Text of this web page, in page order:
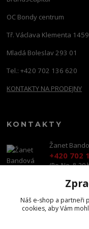
OC Bondy centrum
Tř. Václava Klementa 1459
Mladá Boleslav 293 01
Tel.: +420 702 136 620
KONTAKTY NA PRODEJNY
KONTAKTY
Žanet
+420 702
(Po-Ne, 8-20
Náš e-shop a partneři
cookies, aby Vám